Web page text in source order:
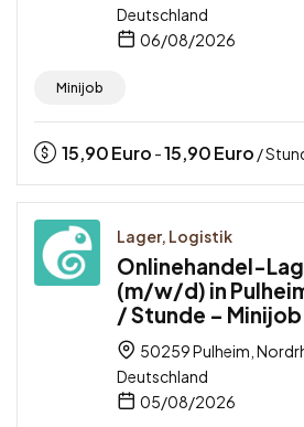
Deutschland
06/08/2026
Minijob
15,90Euro -15,90Euro /
Lager, Logistik
Onlinehandel-
(m/w/d) in
/ Stunde – Minijob
50259 Pulheim,
Deutschland
05/08/2026